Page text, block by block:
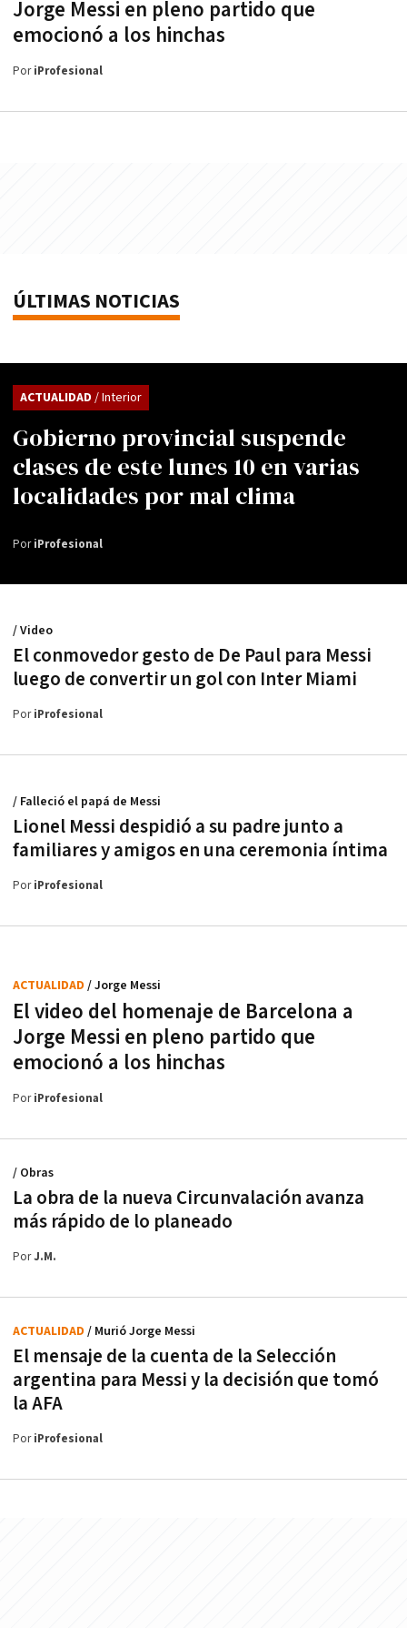
Jorge Messi en pleno partido que
emocionó a los hinchas
PoriProfesional
ÚLTIMAS NOTICIAS
Gobierno provincial suspende
clases de este lunes 10 en varias
localidades por mal clima
ACTUALIDAD / Interior
PoriProfesional
El conmovedor gesto de De Paul para Messi
luego de convertir un gol con Inter Miami
/ Video
PoriProfesional
Lionel Messi despidió a su padre junto a
familiares y amigos en una ceremonia íntima
/ Falleció el papá de Messi
PoriProfesional
El video del homenaje de Barcelona a
Jorge Messi en pleno partido que
emocionó a los hinchas
ACTUALIDAD / Jorge Messi
PoriProfesional
La obra de la nueva Circunvalación avanza
más rápido de lo planeado
/ Obras
PorJ.M.
El mensaje de la cuenta de la Selección
argentina para Messi y la decisión que tomó
la AFA
ACTUALIDAD / Murió Jorge Messi
PoriProfesional